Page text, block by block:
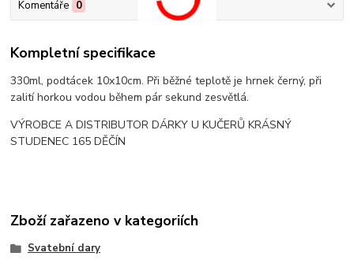
Komentáře 0
Kompletní specifikace
330ml, podtácek 10x10cm. Při běžné teplotě je hrnek černý, při
zalití horkou vodou během pár sekund zesvětlá.
VÝROBCE A DISTRIBUTOR DÁRKY U KUČERŮ KRÁSNÝ
STUDENEC 165 DĚČÍN
Zboží zařazeno v kategoriích
Svatební dary